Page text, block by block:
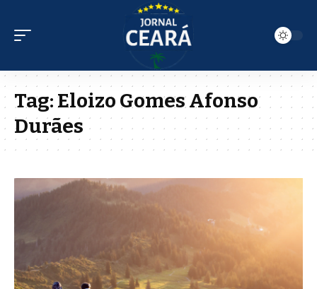
Tag:Eloizo Gomes Afonso
Durães